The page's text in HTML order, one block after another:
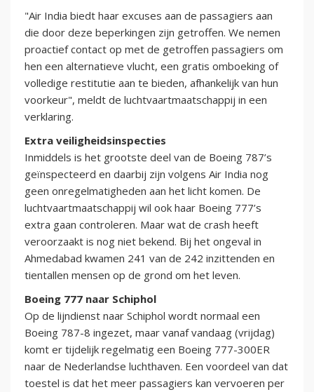
"Air India biedt haar excuses aan de passagiers aan
die door deze beperkingen zijn getroffen. We nemen
proactief contact op met de getroffen passagiers om
hen een alternatieve vlucht, een gratis omboeking of
volledige restitutie aan te bieden, afhankelijk van hun
voorkeur", meldt de luchtvaartmaatschappij in een
verklaring.
Extra veiligheidsinspecties
Inmiddels is het grootste deel van de Boeing 787’s
geïnspecteerd en daarbij zijn volgens Air India nog
geen onregelmatigheden aan het licht komen. De
luchtvaartmaatschappij wil ook haar Boeing 777’s
extra gaan controleren. Maar wat de crash heeft
veroorzaakt is nog niet bekend. Bij het ongeval in
Ahmedabad kwamen 241 van de 242 inzittenden en
tientallen mensen op de grond om het leven.
Boeing 777 naar Schiphol
Op de lijndienst naar Schiphol wordt normaal een
Boeing 787-8 ingezet, maar vanaf vandaag (vrijdag)
komt er tijdelijk regelmatig een Boeing 777-300ER
naar de Nederlandse luchthaven. Een voordeel van dat
toestel is dat het meer passagiers kan vervoeren per